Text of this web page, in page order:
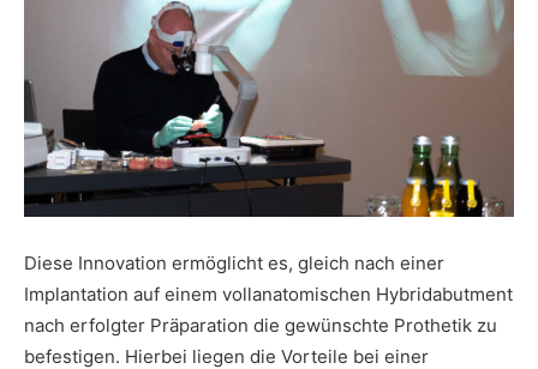
Diese Innovation ermöglicht es, gleich nach einer
Implantation auf einem vollanatomischen Hybridabutment
nach erfolgter Präparation die gewünschte Prothetik zu
befestigen. Hierbei liegen die Vorteile bei einer